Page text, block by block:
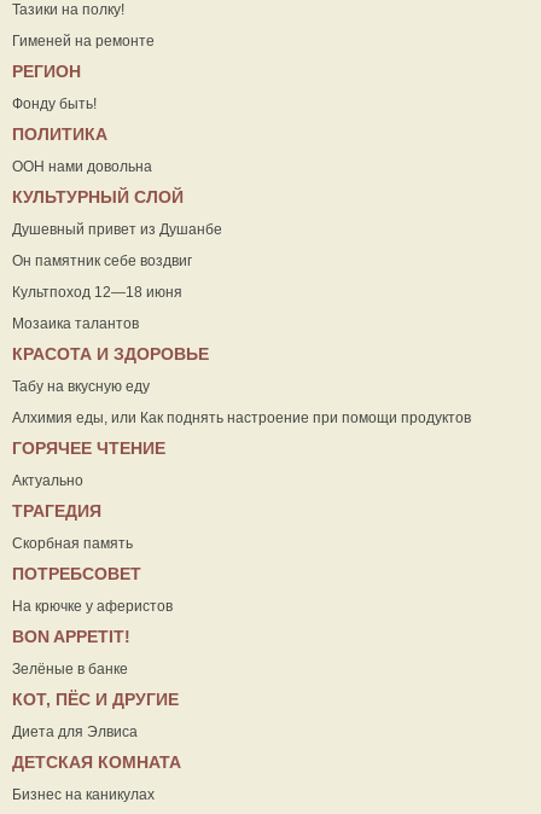
Тазики на полку!
Гименей на ремонте
РЕГИОН
Фонду быть!
ПОЛИТИКА
ООН нами довольна
КУЛЬТУРНЫЙ СЛОЙ
Душевный привет из Душанбе
Он памятник себе воздвиг
Культпоход 12—18 июня
Мозаика талантов
КРАСОТА И ЗДОРОВЬЕ
Табу на вкусную еду
Алхимия еды, или Как поднять настроение при помощи продуктов
ГОРЯЧЕЕ ЧТЕНИЕ
Актуально
ТРАГЕДИЯ
Скорбная память
ПОТРЕБСОВЕТ
На крючке у аферистов
ВON APPETIT!
Зелёные в банке
КОТ, ПЁС И ДРУГИЕ
Диета для Элвиса
ДЕТСКАЯ КОМНАТА
Бизнес на каникулах